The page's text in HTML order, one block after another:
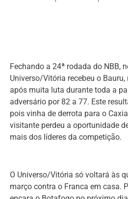
Fechando a 24ª rodada do NBB,
Universo/Vitória recebeu o
após muita luta durante toda a
adversário por 82 a 77. Este
pois vinha de derrota para o
visitante perdeu a oportunidade
mais dos líderes da competição.
O Universo/Vitória só voltará às
março contra o Franca em casa.